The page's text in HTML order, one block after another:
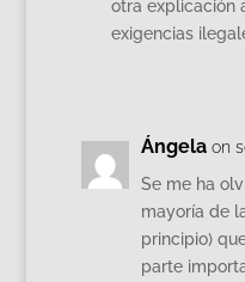
otra explicación
exigencias
Ángela on
Se me ha
mayoría de
principio)
parte